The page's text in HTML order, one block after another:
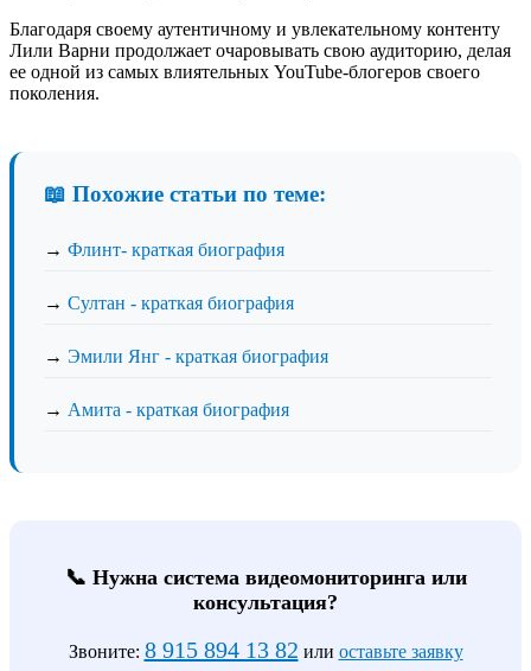
Благодаря своему аутентичному и увлекательному контенту
Лили Варни продолжает очаровывать свою аудиторию, делая
ее одной из самых влиятельных YouTube-блогеров своего
поколения.
📖 Похожие статьи по теме:
→ Флинт- краткая биография
→ Султан - краткая биография
→ Эмили Янг - краткая биография
→ Амита - краткая биография
📞 Нужна система видеомониторинга или
консультация?
Звоните: 8 915 894 13 82 или оставьте заявку